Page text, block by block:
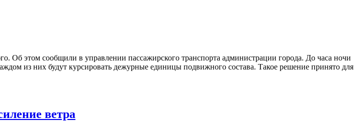
Об этом сообщили в управлении пассажирского транспорта администрации города. До часа ночи
из них будут курсировать дежурные единицы подвижного состава. Такое решение принято для
ветра